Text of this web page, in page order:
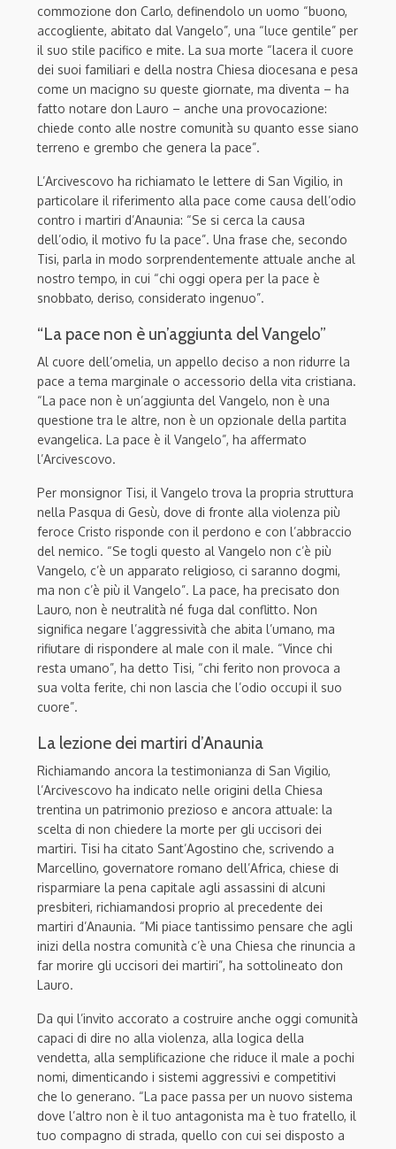
commozione don Carlo, definendolo un uomo “buono,
accogliente, abitato dal Vangelo”, una “luce gentile” per
il suo stile pacifico e mite. La sua morte “lacera il cuore
dei suoi familiari e della nostra Chiesa diocesana e pesa
come un macigno su queste giornate, ma diventa – ha
fatto notare don Lauro – anche una provocazione:
chiede conto alle nostre comunità su quanto esse siano
terreno e grembo che genera la pace”.
L’Arcivescovo ha richiamato le lettere di San Vigilio, in
particolare il riferimento alla pace come causa dell’odio
contro i martiri d’Anaunia: “Se si cerca la causa
dell’odio, il motivo fu la pace”. Una frase che, secondo
Tisi, parla in modo sorprendentemente attuale anche al
nostro tempo, in cui “chi oggi opera per la pace è
snobbato, deriso, considerato ingenuo”.
“La pace non è un’aggiunta del Vangelo”
Al cuore dell’omelia, un appello deciso a non ridurre la
pace a tema marginale o accessorio della vita cristiana.
“La pace non è un’aggiunta del Vangelo, non è una
questione tra le altre, non è un opzionale della partita
evangelica. La pace è il Vangelo”, ha affermato
l’Arcivescovo.
Per monsignor Tisi, il Vangelo trova la propria struttura
nella Pasqua di Gesù, dove di fronte alla violenza più
feroce Cristo risponde con il perdono e con l’abbraccio
del nemico. “Se togli questo al Vangelo non c’è più
Vangelo, c’è un apparato religioso, ci saranno dogmi,
ma non c’è più il Vangelo”. La pace, ha precisato don
Lauro, non è neutralità né fuga dal conflitto. Non
significa negare l’aggressività che abita l’umano, ma
rifiutare di rispondere al male con il male. “Vince chi
resta umano”, ha detto Tisi, “chi ferito non provoca a
sua volta ferite, chi non lascia che l’odio occupi il suo
cuore”.
La lezione dei martiri d’Anaunia
Richiamando ancora la testimonianza di San Vigilio,
l’Arcivescovo ha indicato nelle origini della Chiesa
trentina un patrimonio prezioso e ancora attuale: la
scelta di non chiedere la morte per gli uccisori dei
martiri. Tisi ha citato Sant’Agostino che, scrivendo a
Marcellino, governatore romano dell’Africa, chiese di
risparmiare la pena capitale agli assassini di alcuni
presbiteri, richiamandosi proprio al precedente dei
martiri d’Anaunia. “Mi piace tantissimo pensare che agli
inizi della nostra comunità c’è una Chiesa che rinuncia a
far morire gli uccisori dei martiri”, ha sottolineato don
Lauro.
Da qui l’invito accorato a costruire anche oggi comunità
capaci di dire no alla violenza, alla logica della
vendetta, alla semplificazione che riduce il male a pochi
nomi, dimenticando i sistemi aggressivi e competitivi
che lo generano. “La pace passa per un nuovo sistema
dove l’altro non è il tuo antagonista ma è tuo fratello, il
tuo compagno di strada, quello con cui sei disposto a